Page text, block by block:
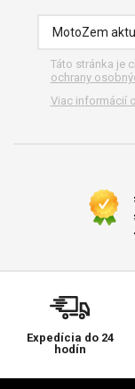
Táto stránka je
ochrany
Viac informácií
Expedícia do 24
hodín